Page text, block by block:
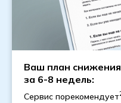
Ваш план
за 6-8 недель:
Сервис порекомендует